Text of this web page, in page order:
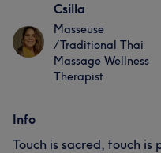
Csilla
Masseuse
/Traditional Thai
Massage Wellness
Therapist
Info
Touch is sacred, touch is